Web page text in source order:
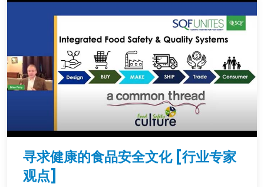
寻求健康的食品安全文化 [行业专家
观点]